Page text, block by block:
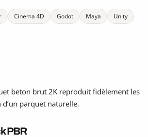
Cinema 4D Godot Maya
Unity
beton brut 2K reproduit fidèlement les
parquet naturelle.
PBR